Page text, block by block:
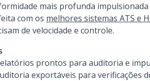
mais profunda
com os melhores sistemas ATS e
de velocidade e controle.
prontos para auditoria e
exportáveis para verificações